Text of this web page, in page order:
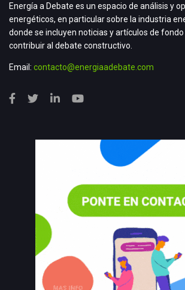
Energía a Debate es un espacio de análisis y
energéticos, en particular sobre la industria
donde se incluyen noticias y artículos de
contribuir al debate constructivo.
Email: contacto@energiaadebate.com